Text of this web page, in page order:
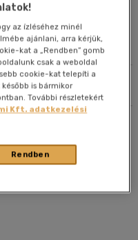
az ízléséhez minél
ajánlani, arra kérjük,
kat a „Rendben” gomb
csak a weboldal
cookie-kat telepíti a
is bármikor
További részletekért
Kft. adatkezelési
Rendben